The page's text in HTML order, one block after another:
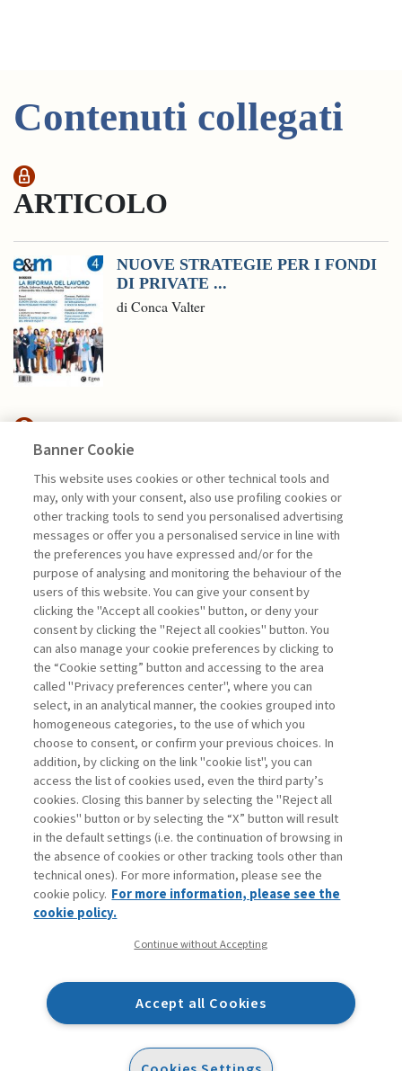
Contenuti collegati
ARTICOLO
NUOVE STRATEGIE PER I FONDI
DI PRIVATE ...
di Conca Valter
FINANCE
CFO E INTELLIGENZA
ARTIFICIALE: L’EVOLUZIONE ...
di Andrea Beltratti e Alessia Bezzecchi
La consultazione dei libri è riservata esclusivamente
agli abbonati Premium
Legenda: Accedi Per registrati Per abbonati
Contatti
Abbonamenti
Archivio rubriche
Privacy
Dichiarazione di accessibilità
Mappa del sito
Banner Cookie
This website uses cookies or other technical tools and
may, only with your consent, also use profiling cookies or
other tracking tools to send you personalised advertising
messages or offer you a personalised service in line with
the preferences you have expressed and/or for the
purpose of analysing and monitoring the behaviour of the
users of this website. You can give your consent by
clicking the "Accept all cookies" button, or deny your
consent by clicking the "Reject all cookies" button. You
can also manage your cookie preferences by clicking to
the “Cookie setting” button and accessing to the area
called "Privacy preferences center", where you can
select, in an analytical manner, the cookies grouped into
homogeneous categories, to the use of which you
choose to consent, or confirm your previous choices. In
addition, by clicking on the link "cookie list", you can
access the list of cookies used, even the third party’s
cookies. Closing this banner by selecting the "Reject all
cookies" button or by selecting the “X” button will result
in the default settings (i.e. the continuation of browsing in
the absence of cookies or other tracking tools other than
technical ones). For more information, please see the
cookie policy. For more information, please see the
cookie policy.
Continue without Accepting
Accept all Cookies